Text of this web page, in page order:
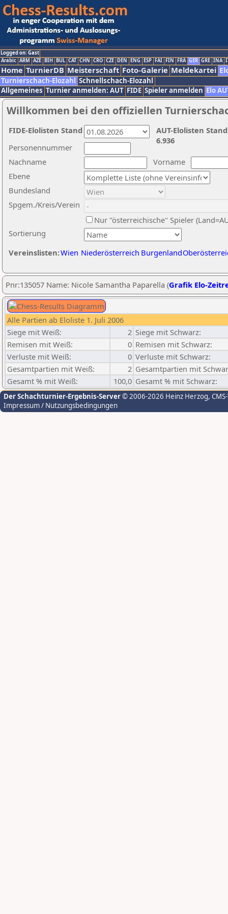
Logged on: Gast
Arabic ARM AZE BIH BUL CAT CHN CRO CZE DEN ENG ESP FAI FIN FRA GER GRE INA
Home TurnierDB Meisterschaft Foto-Galerie Meldekartei
Turnierschach-Elozahl Schnellschach-Elozahl
Allgemeines Turnier anmelden: AUT FIDE Spieler anmelden Elo
Willkommen bei den offiziellen
Nachname
Vorname
Ebene
Sortierung
Personennummer
Bundesland
Spgem./Kreis/Verein
Nur "österreichische" Spieler
Vereinslisten:Wien Niederösterreich Burgenland
AUT-Elolisten
6.936
FIDE-Elolisten Stand
Pnr:135057 Name: Nicole Samantha Paparella (Grafik Elo-
Alle Partien ab Eloliste 1. Juli 2006
Siege mit Weiß:
2 Siege mit Schwarz:
Remisen mit Weiß:
0 Remisen mit Schwarz:
Verluste mit Weiß:
0 Verluste mit Schwarz:
Gesamtpartien mit Weiß:
2 Gesamtpartien mit
Gesamt % mit Weiß:
100,0 Gesamt % mit Schwarz:
Der Schachturnier-Ergebnis-Server© 2006-2026 Heinz Herzog,
Impressum / Nutzungsbedingungen